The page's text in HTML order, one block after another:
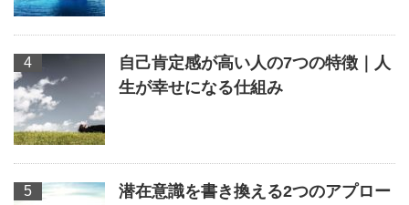
自己肯定感が高い人の7つの特徴｜人
生が幸せになる仕組み
潜在意識を書き換える2つのアプロー